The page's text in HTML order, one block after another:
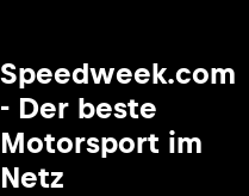
Speedweek.com
- Der beste
Motorsport im
Netz